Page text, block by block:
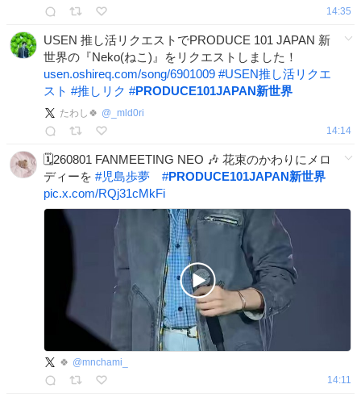
14:35
USEN 推し活リクエストでPRODUCE 101 JAPAN 新
世界の『Neko(ねこ)』をリクエストしました！
usen.oshireq.com/song/6901009 #USEN推し活リクエ
スト #推しリク #PRODUCE101JAPAN新世界
たわし🍀 @ _mld0ri
14:14
🗓️260801 FANMEETING NEO 🎶 花束のかわりにメロ
ディーを #児島歩夢 #PRODUCE101JAPAN新世界
pic.x.com/RQj31cMkFi
🍀 @mnchami_
14:11